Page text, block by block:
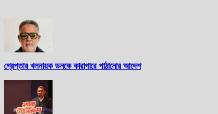
গ্রেপ্তার খলনায়ক ডনকে কারাগারে পাঠানোর আদেশ